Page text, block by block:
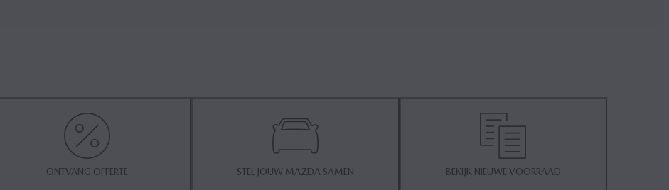
ONTVANG OFFERTE STEL JOUW MAZDA SAMEN BEKIJK NIEUWE VOORRAAD